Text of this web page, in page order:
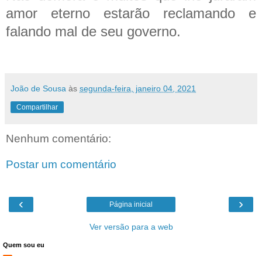
amor eterno estarão reclamando e
falando mal de seu governo.
João de Sousa às segunda-feira, janeiro 04, 2021
Compartilhar
Nenhum comentário:
Postar um comentário
‹ ›
Página inicial
Ver versão para a web
Quem sou eu